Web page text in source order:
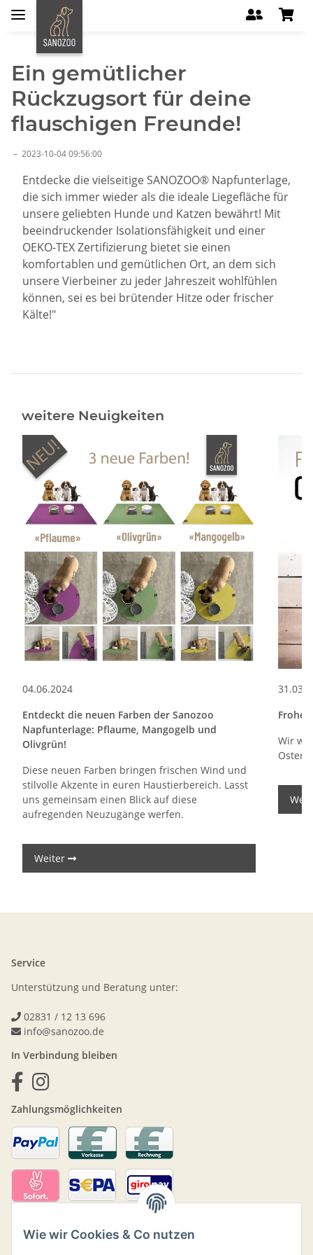
Wie wir Cookies & Co nutzen
Ein gemütlicher
Rückzugsort für deine
flauschigen Freunde!
– 2023-10-04 09:56:00
Entdecke die vielseitige SANOZOO® Napfunterlage,
die sich immer wieder als die ideale Liegefläche für
unsere geliebten Hunde und Katzen bewährt! Mit
beeindruckender Isolationsfähigkeit und einer
OEKO-TEX Zertifizierung bietet sie einen
komfortablen und gemütlichen Ort, an dem sich
unsere Vierbeiner zu jeder Jahreszeit wohlfühlen
können, sei es bei brütender Hitze oder frischer
Kälte!"
Neuigkeiten
04.06.2024
Entdeckt die neuen Farben der Sanozoo
Napfunterlage: Pflaume, Mangogelb und
Olivgrün!
Diese neuen Farben bringen frischen Wind und
stilvolle Akzente in euren Haustierbereich. Lasst
uns gemeinsam einen Blick auf diese
aufregenden Neuzugänge werfen.
Weiter
Frohe
Wir
Service
Unterstützung und Beratung unter:
02831 / 12 13 696
info@sanozoo.de
In Verbindung bleiben
Zahlungsmöglichkeiten